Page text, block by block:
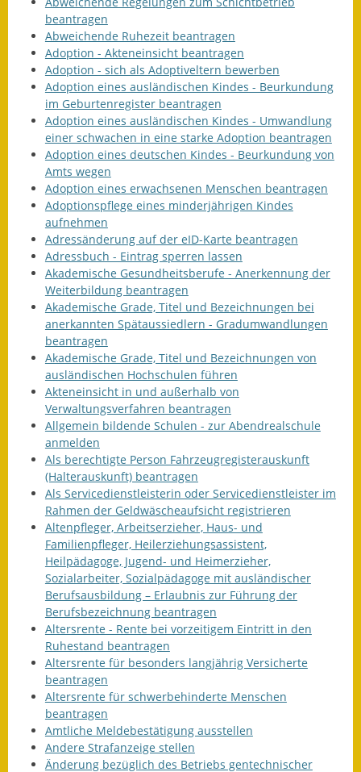
Ortsplan
Schadensmeldung
Straßenbau
Kreisstraße
Umleitungsplan
Ausweichfahrplan
Buslinie 168
Stellenausschreibungen
Zahlen und Fakten
Rathaus
Bauhof Notzingen
Behördenadressen
Beratungsstellen im
Landkreis
Dienstleistungen
Formulare
Fundbehörde
Gemeinderat
Sitzungsberichte 2015
Sitzungsberichte 2016
Sitzungsberichte 2017
beantragen
Abweichende Ruhezeit beantragen
Adoption - Akteneinsicht beantragen
Adoption - sich als Adoptiveltern bewerben
Adoption eines ausländischen Kindes - Beurkundung
im Geburtenregister beantragen
Adoption eines ausländischen Kindes - Umwandlung
einer schwachen in eine starke Adoption beantragen
Adoption eines deutschen Kindes - Beurkundung von
Amts wegen
Adoption eines erwachsenen Menschen beantragen
Adoptionspflege eines minderjährigen Kindes
aufnehmen
Adressänderung auf der eID-Karte beantragen
Adressbuch - Eintrag sperren lassen
Akademische Gesundheitsberufe - Anerkennung der
Weiterbildung beantragen
Akademische Grade, Titel und Bezeichnungen bei
anerkannten Spätaussiedlern - Gradumwandlungen
beantragen
Akademische Grade, Titel und Bezeichnungen von
ausländischen Hochschulen führen
Akteneinsicht in und außerhalb von
Verwaltungsverfahren beantragen
Allgemein bildende Schulen - zur Abendrealschule
anmelden
Als berechtigte Person Fahrzeugregisterauskunft
(Halterauskunft) beantragen
Als Servicedienstleisterin oder Servicedienstleister im
Rahmen der Geldwäscheaufsicht registrieren
Altenpfleger, Arbeitserzieher, Haus- und
Familienpfleger, Heilerziehungsassistent,
Heilpädagoge, Jugend- und Heimerzieher,
Sozialarbeiter, Sozialpädagoge mit ausländischer
Berufsausbildung – Erlaubnis zur Führung der
Berufsbezeichnung beantragen
Altersrente - Rente bei vorzeitigem Eintritt in den
Ruhestand beantragen
Altersrente für besonders langjährig Versicherte
beantragen
Altersrente für schwerbehinderte Menschen
beantragen
Amtliche Meldebestätigung ausstellen
Andere Strafanzeige stellen
Änderung bezüglich des Betriebs gentechnischer